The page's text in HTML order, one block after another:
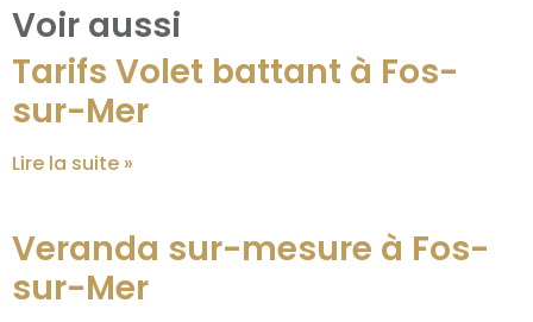
Voir aussi
Tarifs Volet battant à Fos-
sur-Mer
Lire la suite »
Veranda sur-mesure à Fos-
sur-Mer